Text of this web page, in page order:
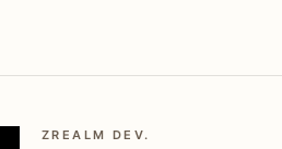
ZREALM DEV.